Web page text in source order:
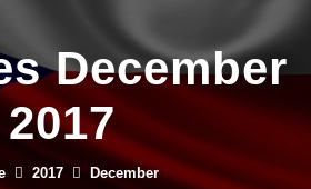
December
2017
2017 December